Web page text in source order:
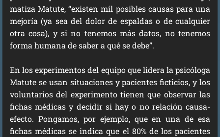
matiza Matute, “existen mil posibles causas para una
mejoría (ya sea del dolor de espaldas o de cualquier
otra cosa), y si no tenemos más datos, no tenemos
forma humana de saber a qué se debe”.
En los experimentos del equipo que lidera la psicóloga
Matute se usan situaciones y pacientes ficticios, y los
voluntarios del experimento tienen que observar las
fichas médicas y decidir si hay o no relación causa-
efecto. Pongamos, por ejemplo, que en una de esa
fichas médicas se indica que el 80% de los pacientes